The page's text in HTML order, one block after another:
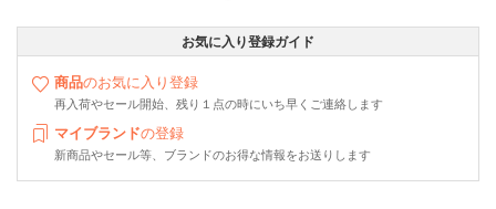
お気に入り登録ガイド
商品のお気に入り登録
再入荷やセール開始、残り１点の時にいち早くご連絡します
マイブランドの登録
新商品やセール等、ブランドのお得な情報をお送りします